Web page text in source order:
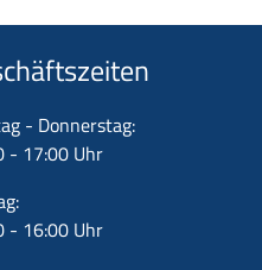
- Donnerstag:
- 17:00 Uhr
- 16:00 Uhr